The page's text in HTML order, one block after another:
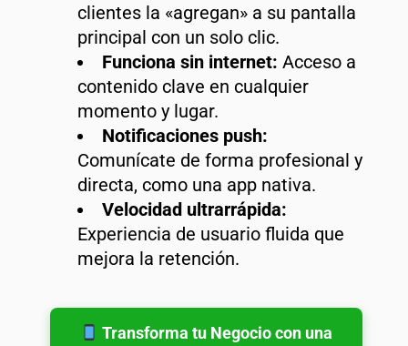
clientes la «agregan» a su pantalla
principal con un solo clic.
Funciona sin internet: Acceso a
contenido clave en cualquier
momento y lugar.
Notificaciones push:
Comunícate de forma profesional y
directa, como una app nativa.
Velocidad ultrarrápida:
Experiencia de usuario fluida que
mejora la retención.
Transforma tu Negocio con una